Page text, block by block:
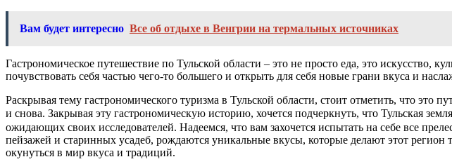
Вам будет интересно Все об отдыхе в Венгрии на термальных источниках
Гастрономическое путешествие по Тульской области – это не просто еда, это искусство,
почувствовать себя частью чего-то большего и открыть для себя новые грани вкуса и
Раскрывая тему гастрономического туризма в Тульской области, стоит отметить, что это
и снова. Закрывая эту гастрономическую историю, хочется подчеркнуть, что Тульская
ожидающих своих исследователей. Надеемся, что вам захочется испытать на себе все
пейзажей и старинных усадеб, рождаются уникальные вкусы, которые делают этот
окунуться в мир вкуса и традиций.